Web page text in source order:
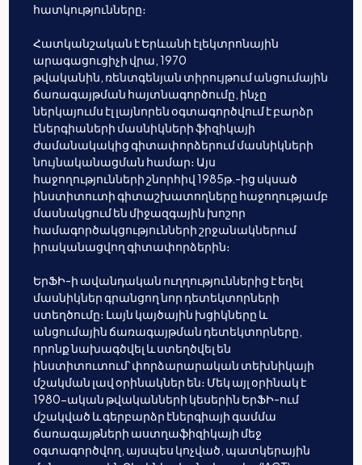
հատկությունները։
Հատկանշական է Երևանի էլեկտրոնային
արագացուցիչի վրա, 1970
թվականին, ռենտգենյան տիրույթում անցումային
ճառագայթման հայտնագործումը, ինչը
ներկայումս էլ լայնորեն օգտագործվում է բարձր
էներգիաների մասնիկների ֆիզիկայի
ժամանակակից գիտափորձերում մասնիկների
նույնականացման համար։ Այս
հաջողությունների շնորհիվ 1985թ.-ից սկսած
ինստիտուտի գիտաշխատողները հաջողությամբ
մասնակցում են միջազգային խոշոր
համագործակցությունների շրջանակներում
իրականացվող գիտափորձերին։
ԵրՖԻ-ի ավանդական ուղղություններից է եղել
մասնիկներ գրանցող նոր դետեկտորների
ստեղծումը։ Լայն կայծային խցիկները և
անցումային ճառագայթման դետեկտորները,
որոնք նախագծվել և ստեղծվել են
ինստիտուտում՝ փորձարարական տեխնիկայի
մշակման լավ օրինակներ են։ Մեկ այլ օրինակ է
1980-ական թվականների կեսերին ԵրՖԻ-ում
մշակված և գերբարձր էներգիայի գամմա
ճառագայթների աստղաֆիզիկայի մեջ
օգտագործվող, այսպես կոչված, պատկերային